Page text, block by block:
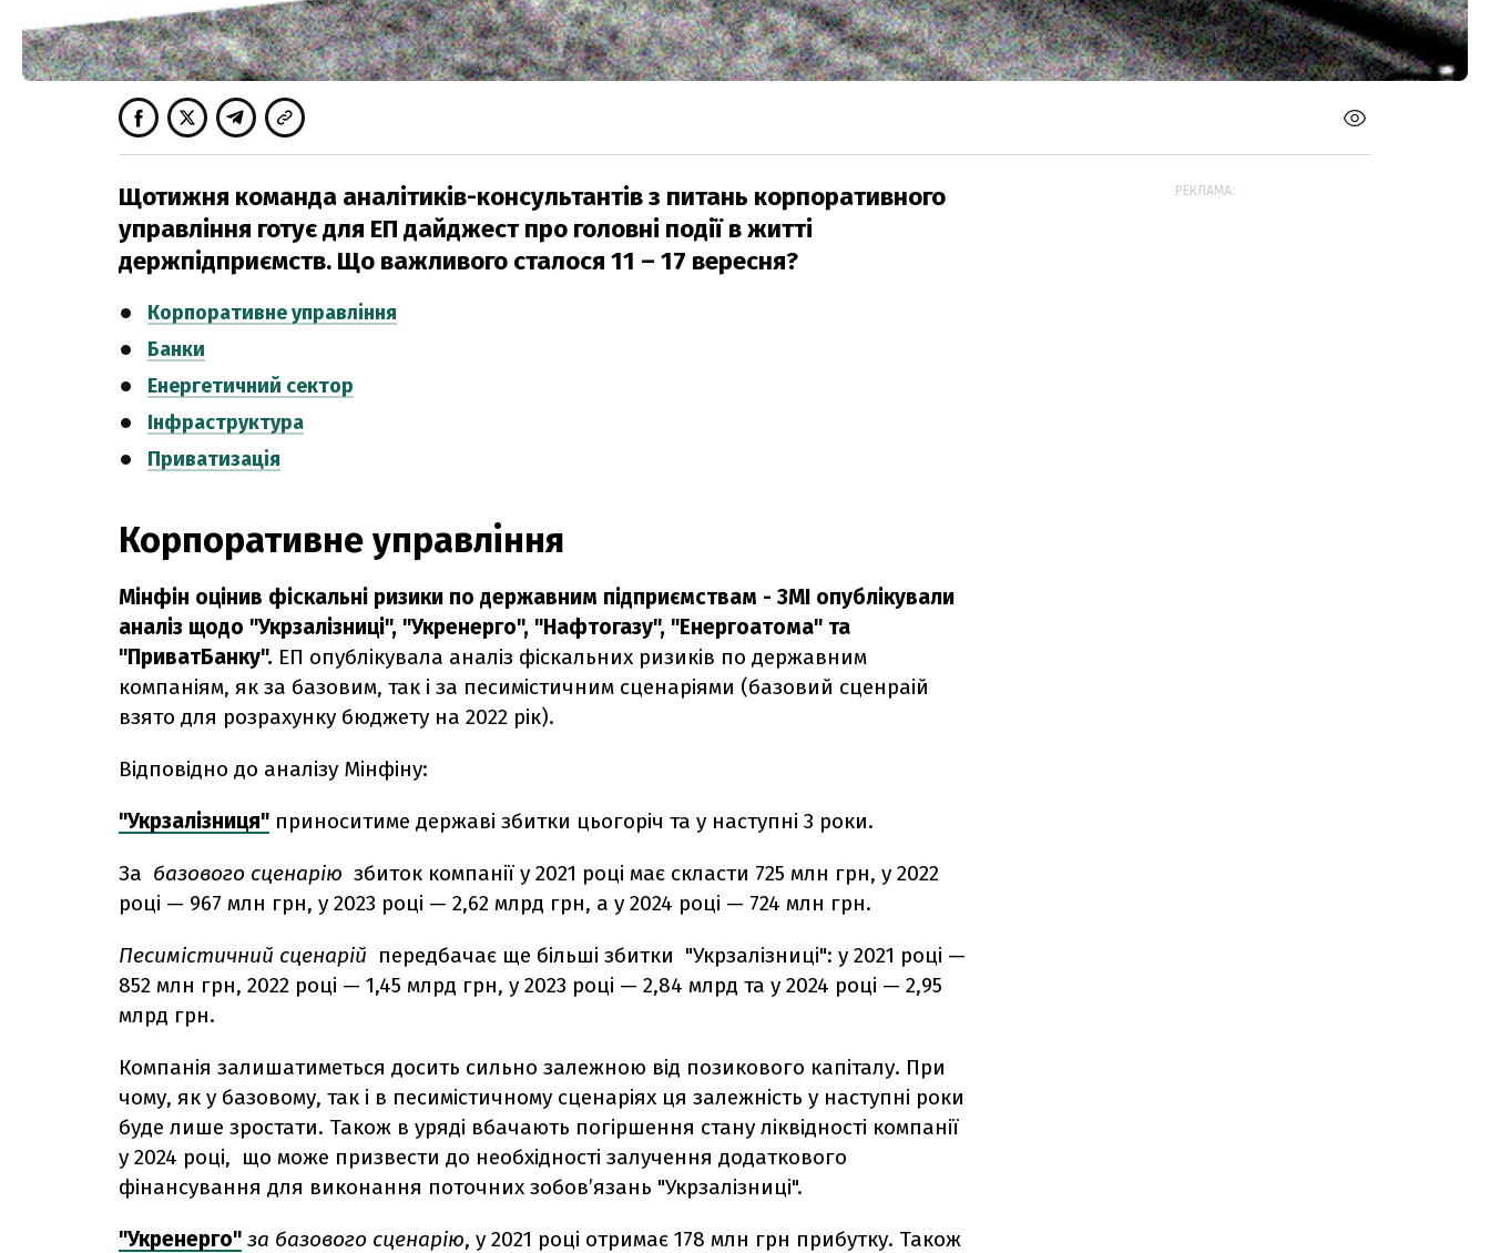
Щотижня команда аналітиків-консультантів з питань корпоративного
управління готує для ЕП дайджест про головні події в житті
держпідприємств. Що важливого сталося 11 – 17 вересня?
Корпоративне управління
Банки
Енергетичний сектор
Інфраструктура
Приватизація
Корпоративне управління
Мінфін оцінив фіскальні ризики по державним підприємствам - ЗМІ опублікували
аналіз щодо "Укрзалізниці", "Укренерго", "Нафтогазу", "Енергоатома" та
"ПриватБанку". ЕП опублікувала аналіз фіскальних ризиків по державним
компаніям, як за базовим, так і за песимістичним сценаріями (базовий сценраій
взято для розрахунку бюджету на 2022 рік).
Відповідно до аналізу Мінфіну:
"Укрзалізниця" приноситиме державі збитки цьогоріч та у наступні 3 роки.
За базового сценарію збиток компанії у 2021 році має скласти 725 млн грн, у 2022
році — 967 млн грн, у 2023 році — 2,62 млрд грн, а у 2024 році — 724 млн грн.
Песимістичний сценарій передбачає ще більші збитки "Укрзалізниці": у 2021 році —
852 млн грн, 2022 році — 1,45 млрд грн, у 2023 році — 2,84 млрд та у 2024 році — 2,95
млрд грн.
Компанія залишатиметься досить сильно залежною від позикового капіталу. При
чому, як у базовому, так і в песимістичному сценаріях ця залежність у наступні роки
буде лише зростати. Також в уряді вбачають погіршення стану ліквідності компанії
у 2024 році, що може призвести до необхідності залучення додаткового
фінансування для виконання поточних зобов’язань "Укрзалізниці".
"Укренерго" за базового сценарію, у 2021 році отримає 178 млн грн прибутку. Також
РЕКЛАМА: